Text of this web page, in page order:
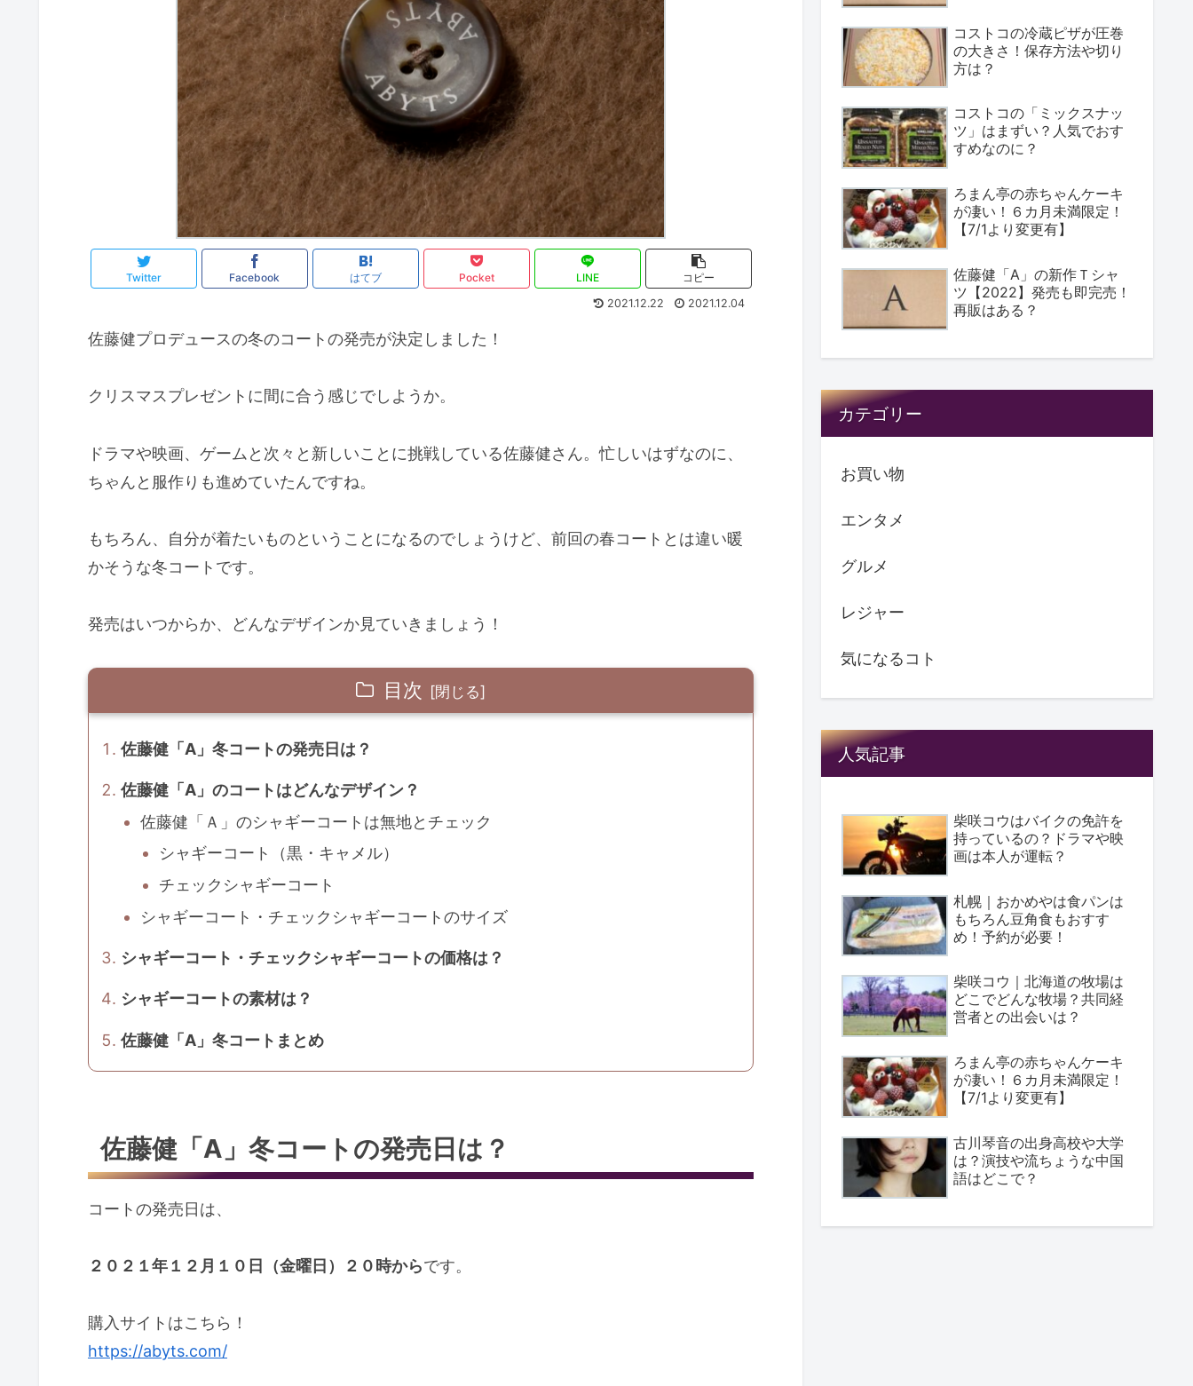
Twitter Facebook はてブ Pocket LINE
コピー
2021.12.22
2021.12.04
佐藤健プロデュースの冬のコートの発売が決定しました！
クリスマスプレゼントに間に合う感じでしようか。
ドラマや映画、ゲームと次々と新しいことに挑戦している佐藤健さん。忙しいはずなのに、
ちゃんと服作りも進めていたんですね。
もちろん、自分が着たいものということになるのでしょうけど、前回の春コートとは違い暖
かそうな冬コートです。
発売はいつからか、どんなデザインか見ていきましょう！
目次
佐藤健「A」冬コートの発売日は？
佐藤健「A」のコートはどんなデザイン？
佐藤健「Ａ」のシャギーコートは無地とチェック
シャギーコート（黒・キャメル）
チェックシャギーコート
シャギーコート・チェックシャギーコートのサイズ
シャギーコート・チェックシャギーコートの価格は？
シャギーコートの素材は？
佐藤健「A」冬コートまとめ
佐藤健「A」冬コートの発売日は？
コートの発売日は、
２０２１年１２月１０日（金曜日）２０時からです。
購入サイトはこちら！
https://abyts.com/
コストコの冷蔵ピザが圧巻
の大きさ！保存方法や切り
方は？
コストコの「ミックスナッ
ツ」はまずい？人気でおす
すめなのに？
ろまん亭の赤ちゃんケーキ
が凄い！６カ月未満限定！
【7/1より変更有】
佐藤健「A」の新作Ｔシャ
ツ【2022】発売も即完売！
再販はある？
カテゴリー
お買い物
エンタメ
グルメ
レジャー
気になるコト
人気記事
柴咲コウはバイクの免許を
持っているの？ドラマや映
画は本人が運転？
札幌｜おかめやは食パンは
もちろん豆角食もおすす
め！予約が必要！
柴咲コウ｜北海道の牧場は
どこでどんな牧場？共同経
営者との出会いは？
ろまん亭の赤ちゃんケーキ
が凄い！６カ月未満限定！
【7/1より変更有】
古川琴音の出身高校や大学
は？演技や流ちょうな中国
語はどこで？